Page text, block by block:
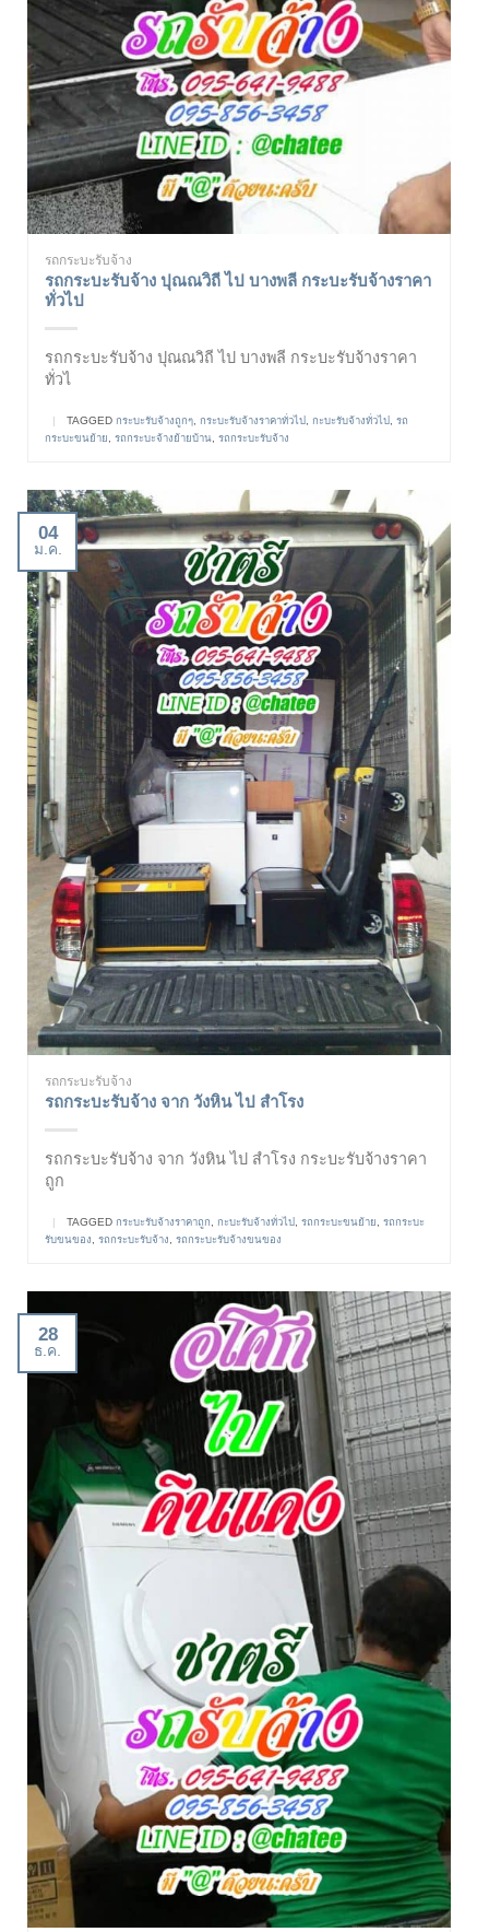
รถกระบะรับจ้าง
รถกระบะรับจ้าง ปุณณวิถี ไป บางพลี กระบะรับจ้างราคา
ทั่วไป
รถกระบะรับจ้าง ปุณณวิถี ไป บางพลี กระบะรับจ้างราคา
ทั่วไ
| TAGGED กระบะรับจ้างถูกๆ กระบะรับจ้างราคาทั่วไป กะบะรับจ้างทั่วไป
รถ
กระบะขนย้าย
รถกระบะจ้างย้ายบ้าน รถกระบะรับจ้าง
04
ม.ค.
รถกระบะรับจ้าง
รถกระบะรับจ้าง จาก วังหิน ไป สำโรง
รถกระบะรับจ้าง จาก วังหิน ไป สำโรง กระบะรับจ้างราคา
ถูก
| TAGGED กระบะรับจ้างราคาถูก กะบะรับจ้างทั่วไป รถกระบะขนย้าย
รถกระบะ
รับขนของ
รถกระบะรับจ้าง รถกระบะรับจ้างขนของ
28
ธ.ค.